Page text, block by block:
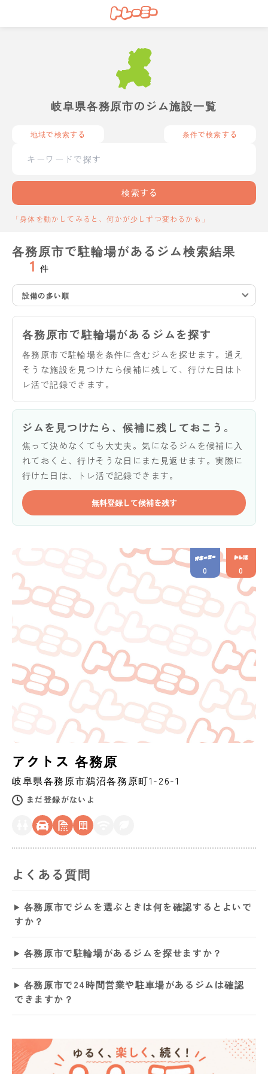
岐阜県各務原市のジム施設一覧
地域で検索する 条件で検索する
検索する
「身体を動かしてみると、何かが少しずつ変わるかも」
各務原市で駐輪場があるジム検索結果
1 件
設備の多い順
各務原市で駐輪場があるジムを探す
各務原市で駐輪場を条件に含むジムを探せます。通え
そうな施設を見つけたら候補に残して、行けた日はト
レ活で記録できます。
ジムを見つけたら、候補に残しておこう。
焦って決めなくても大丈夫。気になるジムを候補に入
れておくと、行けそうな日にまた見返せます。実際に
行けた日は、トレ活で記録できます。
無料登録して候補を残す
アクトス 各務原
岐阜県各務原市鵜沼各務原町1-26-1
まだ登録がないよ
0 0
よくある質問
各務原市でジムを選ぶときは何を確認するとよいで
すか？
各務原市で駐輪場があるジムを探せますか？
各務原市で24時間営業や駐車場があるジムは確認
できますか？